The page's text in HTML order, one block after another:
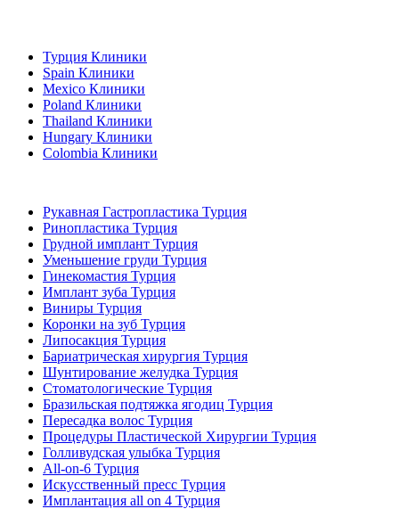
Турция Клиники
Spain Клиники
Mexico Клиники
Poland Клиники
Thailand Клиники
Hungary Клиники
Colombia Клиники
Рукавная Гастропластика Турция
Ринопластика Турция
Грудной имплант Турция
Уменьшение груди Турция
Гинекомастия Турция
Имплант зуба Турция
Виниры Турция
Коронки на зуб Турция
Липосакция Турция
Бариатрическая хирургия Турция
Шунтирование желудка Турция
Стоматологические Турция
Бразильская подтяжка ягодиц Турция
Пересадка волос Турция
Процедуры Пластической Хирургии Турция
Голливудская улыбка Турция
All-on-6 Турция
Искусственный пресс Турция
Имплантация all on 4 Турция